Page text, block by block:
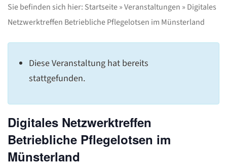
Sie befinden sich hier: Startseite»Veranstaltungen » Digitales
Netzwerktreffen Betriebliche Pflegelotsen im Münsterland
Diese Veranstaltung hat bereits
stattgefunden.
Digitales Netzwerktreffen
Betriebliche Pflegelotsen im
Münsterland